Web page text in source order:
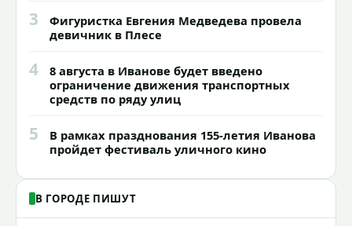
3
Фигуристка Евгения Медведева провела
девичник в Плесе
4
8 августа в Иванове будет введено
ограничение движения транспортных
средств по ряду улиц
5
В рамках празднования 155-летия Иванова
пройдет фестиваль уличного кино
В ГОРОДЕ ПИШУТ